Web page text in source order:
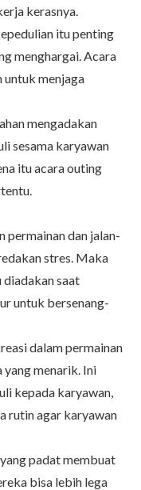
kerasnya.
itu penting
menghargai. Acara
untuk menjaga
mengadakan
sesama karyawan
itu acara outing
permainan dan jalan-
stres. Maka
diadakan saat
untuk bersenang-
dalam permainan
yang menarik. Ini
kepada karyawan,
rutin agar karyawan
padat membuat
bisa lebih lega